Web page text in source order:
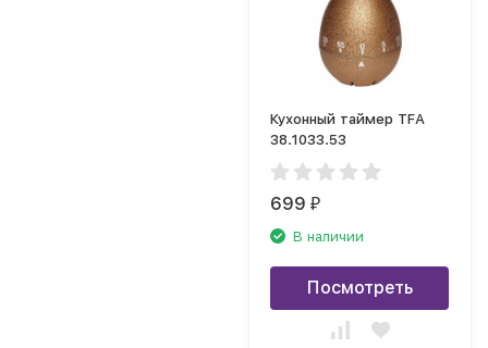
Кухонный таймер TFA
38.1033.53
699₽
В наличии
Посмотреть